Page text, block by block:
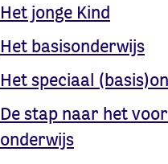
Het jonge Kind
Het basisonderwijs
Het speciaal
De stap naar het
onderwijs